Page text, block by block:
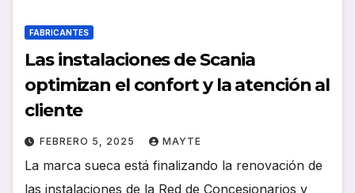
FABRICANTES
Las instalaciones de Scania
optimizan el confort y la atención al
cliente
FEBRERO 5, 2025 MAYTE
La marca sueca está finalizando la renovación de
las instalaciones de la Red de Concesionarios y